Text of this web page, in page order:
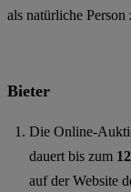
als natürliche Person
Bieter
Die Online-
dauert bis zum
auf der Website